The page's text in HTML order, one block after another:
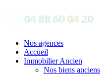
Nos agences
Accueil
Immobilier Ancien
Nos biens anciens